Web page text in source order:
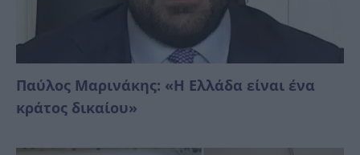
Παύλος Μαρινάκης: «Η Ελλάδα είναι ένα
κράτος δικαίoυ»